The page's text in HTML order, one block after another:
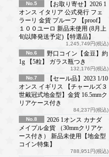
No.5
【お取り寄せ】2026 1
オンス イタリア 公式発行 フェ
ラーリ 金貨 プルーフ 【proof】
１００ユーロ 新品未使用 (8月上
旬以降発送予定)【特選品】
1,245,749円(税込)
No.6
野口コイン【金豆】約
1g 【5粒】 ガラス瓶つき
132,176円(税込)
No.7
【セール品】2023 1/10
オンス イギリス 【チャールズ３
世戴冠式地金型】金貨 16.5mmク
リアケース付き
84,237円(税込)
No.8
2026 1オンス カナダ
メイプル金貨 （30mmクリアケ
ース付き） 新品未使用【地金型
コイン特集】
788,951円(税込)